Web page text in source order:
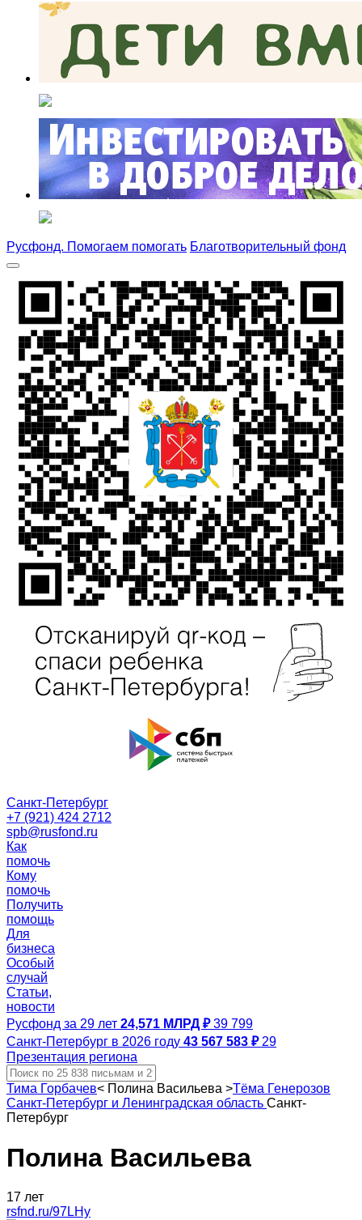
Русфонд. Помогаем помогать Благотворительный фонд
Санкт-Петербург
+7 (921) 424 2712
spb@rusfond.ru
Как
помочь
Кому
помочь
Получить
помощь
Для
бизнеса
Особый
случай
Статьи,
новости
Русфонд за 29 лет 24,571 МЛРД ₽ 39 799
Санкт-Петербург в 2026 году 43 567 583 ₽ 29
Презентация региона
Тима Горбачев< Полина Васильева >Тёма Генерозов
Санкт-Петербург и Ленинградская область Санкт-
Петербург
Полина Васильева
17 лет
rsfnd.ru/97LHy